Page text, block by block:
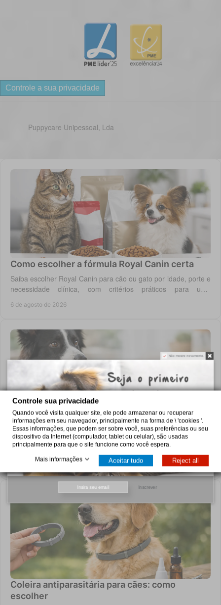
Controle a sua privacidade
Puppycare Unipessoal, Lda
Não mostre novamente.
Inscrever
Como escolher a fórmula Royal Canin certa
Saiba escolher Royal Canin para cão ou gato por idade, porte e
necessidade clínica, com critérios práticos para uma
6 de agosto de 2026
Pro Plan: como escolher a alimentação certa
Saiba como escolher Pro Plan para cães e gatos conforme
idade, porte e necessidades como digestão, pele, peso ou
saúde urinária, com critério em casa.
Coleira antiparasitária para cães: como
escolher
Controle sua privacidade
Quando você visita qualquer site, ele pode armazenar ou recuperar
informações em seu navegador, principalmente na forma de \ 'cookies '.
Essas informações, que podem ser sobre você, suas preferências ou seu
dispositivo da Internet (computador, tablet ou celular), são usadas
principalmente para que o site funcione como você espera.
Mais informações Aceitar tudo Reject all